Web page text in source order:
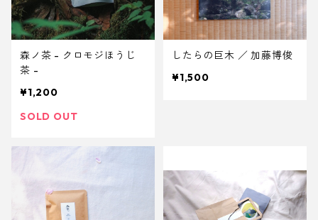
森ノ茶 - クロモジほうじ
茶 -
¥1,200
SOLD OUT
したらの巨木 ／ 加藤博俊
¥1,500